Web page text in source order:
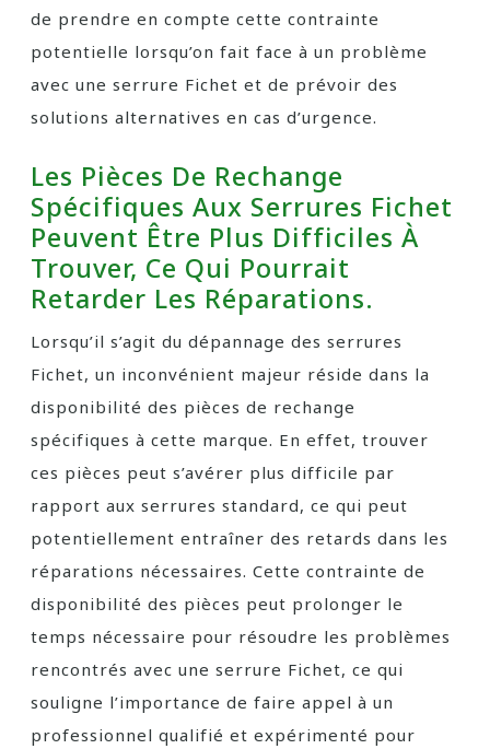
de prendre en compte cette contrainte
potentielle lorsqu’on fait face à un problème
avec une serrure Fichet et de prévoir des
solutions alternatives en cas d’urgence.
Les Pièces De Rechange
Spécifiques Aux Serrures Fichet
Peuvent Être Plus Difficiles À
Trouver, Ce Qui Pourrait
Retarder Les Réparations.
Lorsqu’il s’agit du dépannage des serrures
Fichet, un inconvénient majeur réside dans la
disponibilité des pièces de rechange
spécifiques à cette marque. En effet, trouver
ces pièces peut s’avérer plus difficile par
rapport aux serrures standard, ce qui peut
potentiellement entraîner des retards dans les
réparations nécessaires. Cette contrainte de
disponibilité des pièces peut prolonger le
temps nécessaire pour résoudre les problèmes
rencontrés avec une serrure Fichet, ce qui
souligne l’importance de faire appel à un
professionnel qualifié et expérimenté pour